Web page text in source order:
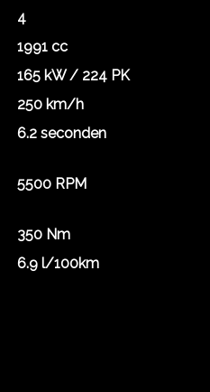
4
1991 cc
165 kW / 224 PK
250 km/h
6.2 seconden
5500 RPM
350 Nm
6.9 l/100km